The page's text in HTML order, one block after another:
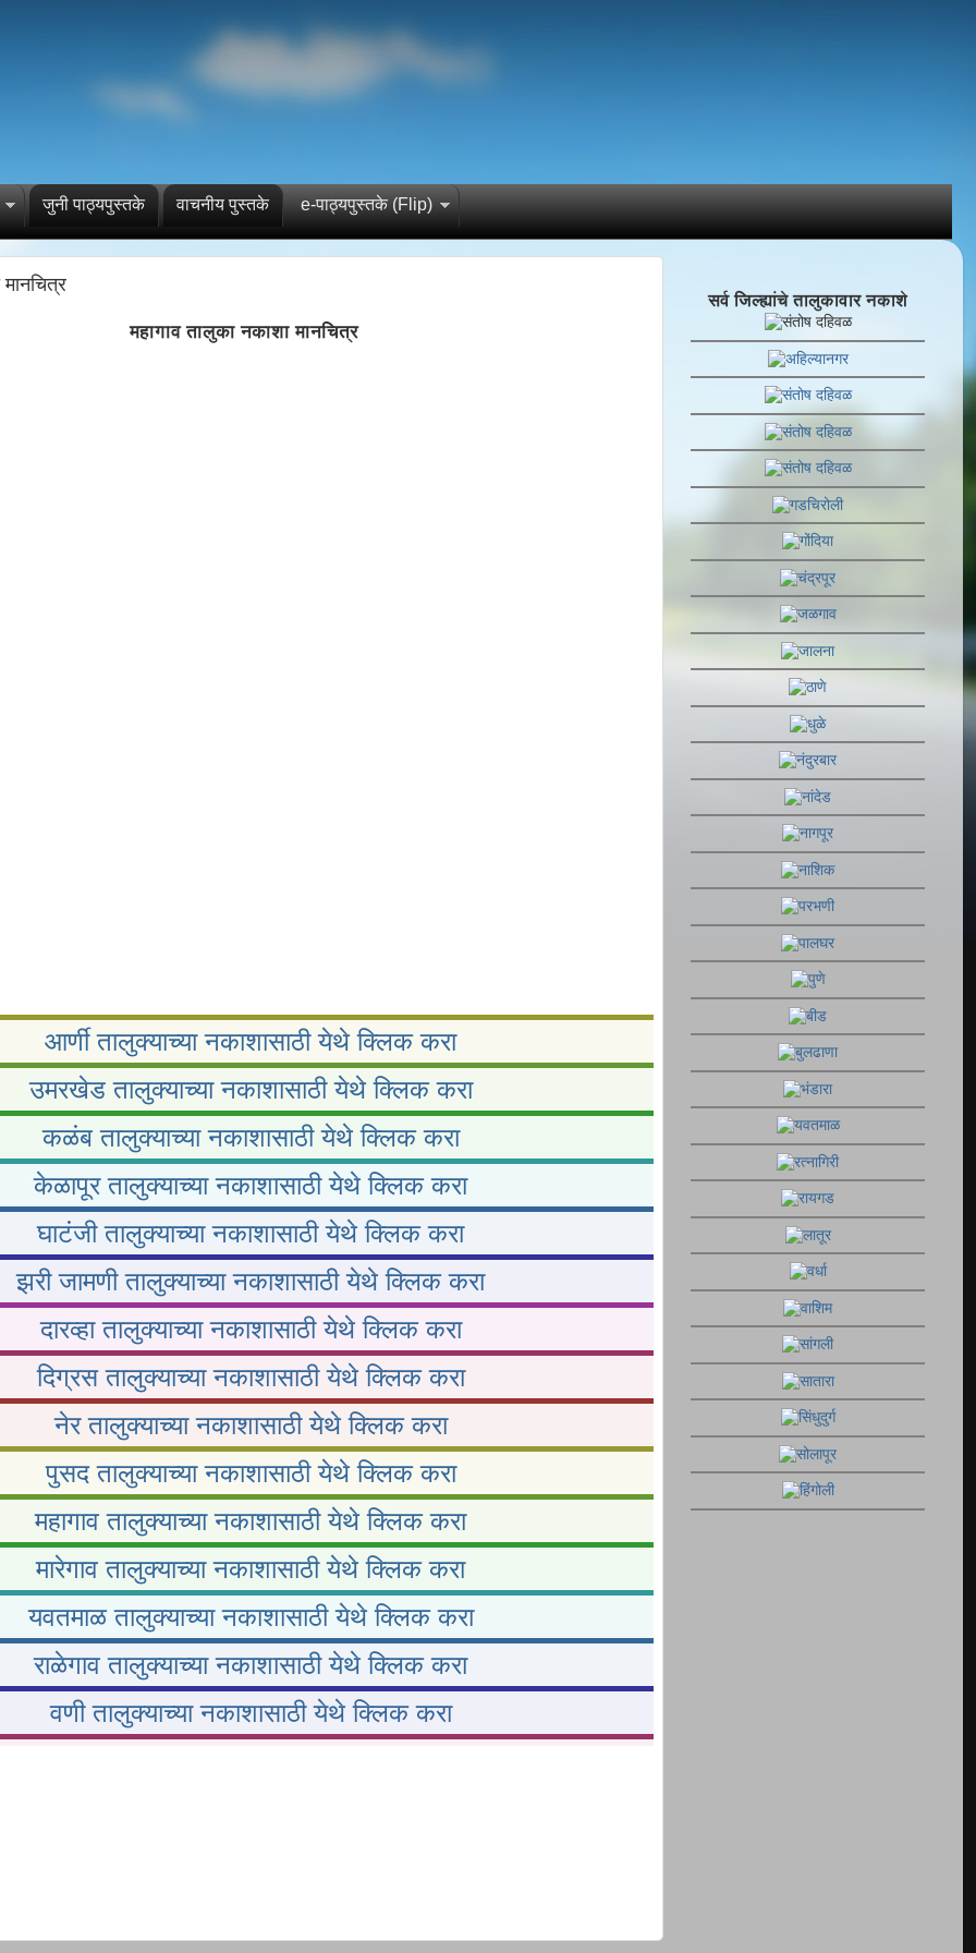
जुनी पाठ्यपुस्तके वाचनीय पुस्तके e-पाठ्यपुस्तके (Flip)
महागाव तालुका नकाशा मानचित्र
आर्णी तालुक्याच्या नकाशासाठी येथे क्लिक करा
उमरखेड तालुक्याच्या नकाशासाठी येथे क्लिक करा
कळंब तालुक्याच्या नकाशासाठी येथे क्लिक करा
केळापूर तालुक्याच्या नकाशासाठी येथे क्लिक करा
घाटंजी तालुक्याच्या नकाशासाठी येथे क्लिक करा
झरी जामणी तालुक्याच्या नकाशासाठी येथे क्लिक करा
दारव्हा तालुक्याच्या नकाशासाठी येथे क्लिक करा
दिग्रस तालुक्याच्या नकाशासाठी येथे क्लिक करा
नेर तालुक्याच्या नकाशासाठी येथे क्लिक करा
पुसद तालुक्याच्या नकाशासाठी येथे क्लिक करा
महागाव तालुक्याच्या नकाशासाठी येथे क्लिक करा
मारेगाव तालुक्याच्या नकाशासाठी येथे क्लिक करा
यवतमाळ तालुक्याच्या नकाशासाठी येथे क्लिक करा
राळेगाव तालुक्याच्या नकाशासाठी येथे क्लिक करा
वणी तालुक्याच्या नकाशासाठी येथे क्लिक करा
करा.
सर्व जिल्ह्यांचे तालुकावार नकाशे